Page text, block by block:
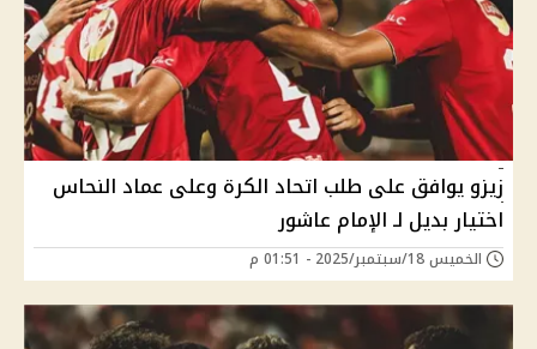
زيزو يوافق على طلب اتحاد الكرة وعلى عماد النحاس
اختيار بديل لـ الإمام عاشور
الخميس 18/سبتمبر/2025 - 01:51 م